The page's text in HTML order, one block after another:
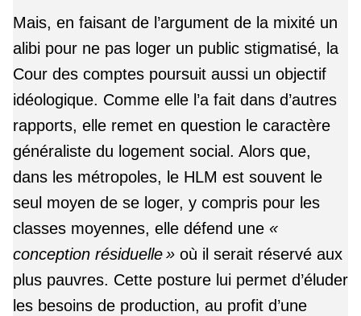
Mais, en faisant de l’argument de la mixité un
alibi pour ne pas loger un public stigmatisé, la
Cour des comptes poursuit aussi un objectif
idéologique. Comme elle l’a fait dans d’autres
rapports, elle remet en question le caractère
généraliste du logement social. Alors que,
dans les métropoles, le HLM est souvent le
seul moyen de se loger, y compris pour les
classes moyennes, elle défend une «
conception résiduelle » où il serait réservé aux
plus pauvres. Cette posture lui permet d’éluder
les besoins de production, au profit d’une